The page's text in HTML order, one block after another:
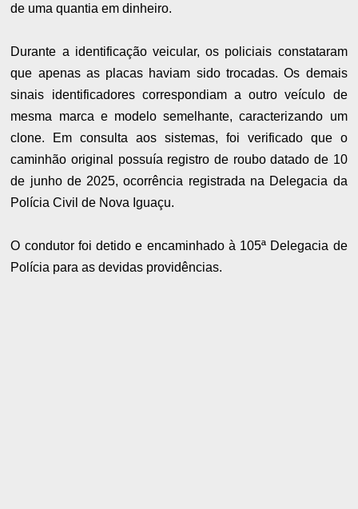
de uma quantia em dinheiro.
Durante a identificação veicular, os policiais constataram
que apenas as placas haviam sido trocadas. Os demais
sinais identificadores correspondiam a outro veículo de
mesma marca e modelo semelhante, caracterizando um
clone. Em consulta aos sistemas, foi verificado que o
caminhão original possuía registro de roubo datado de 10
de junho de 2025, ocorrência registrada na Delegacia da
Polícia Civil de Nova Iguaçu.
O condutor foi detido e encaminhado à 105ª Delegacia de
Polícia para as devidas providências.